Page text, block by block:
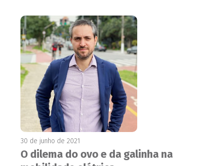
30 de junho de 2021
O dilema do ovo e da galinha na